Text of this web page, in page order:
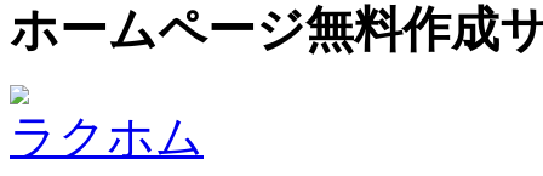
ホームページ無料作成
ラクホム